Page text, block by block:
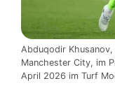
Abduqodir
Manchester City, im
April 2026 im Turf